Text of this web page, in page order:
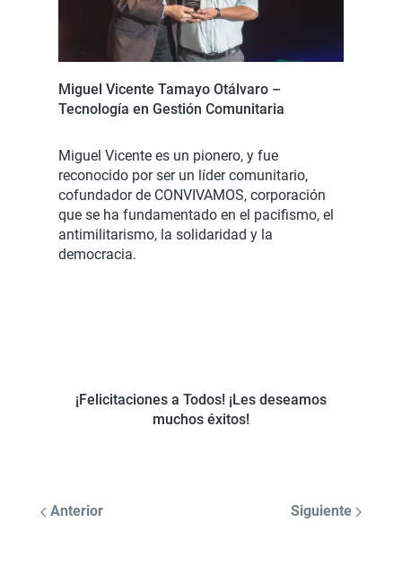
Miguel Vicente Tamayo Otálvaro –
Tecnología en Gestión Comunitaria
Miguel Vicente es un pionero, y fue
reconocido por ser un líder comunitario,
cofundador de CONVIVAMOS, corporación
que se ha fundamentado en el pacifismo, el
antimilitarismo, la solidaridad y la
democracia.
¡Felicitaciones a Todos! ¡Les deseamos
muchos éxitos!
Anterior Siguiente